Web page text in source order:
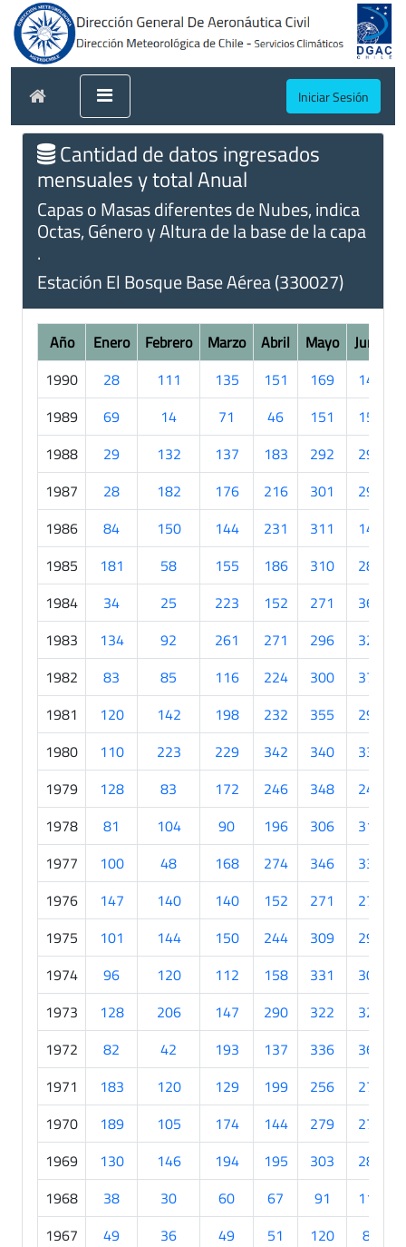
Iniciar Sesión
Cantidad de datos ingresados
mensuales y total Anual
Capas o Masas diferentes de Nubes, indica
Octas, Género y Altura de la base de la capa
.
Estación El Bosque Base Aérea (330027)
Año Enero Febrero Marzo Abril Mayo Junio
1990
28 111 135 151 169 146
1989
69 14 71 46 151 154
1988
29 132 137 183 292 290
1987
28 182 176 216 301 296
1986
84 150 144 231 311 149
1985
181 58 155 186 310 282
1984
34 25 223 152 271 361
1983
134 92 261 271 296 322
1982
83 85 116 224 300 372
1981
120 142 198 232 355 299
1980
110 223 229 342 340 337
1979
128 83 172 246 348 243
1978
81 104 90 196 306 316
1977
100 48 168 274 346 334
1976
147 140 140 152 271 273
1975
101 144 150 244 309 298
1974
96 120 112 158 331 303
1973
128 206 147 290 322 325
1972
82 42 193 137 336 363
1971
183 120 129 199 256 278
1970
189 105 174 144 279 274
1969
130 146 194 195 303 288
1968
38 30 60 67 91 111
1967
49 36 49 51 120 82